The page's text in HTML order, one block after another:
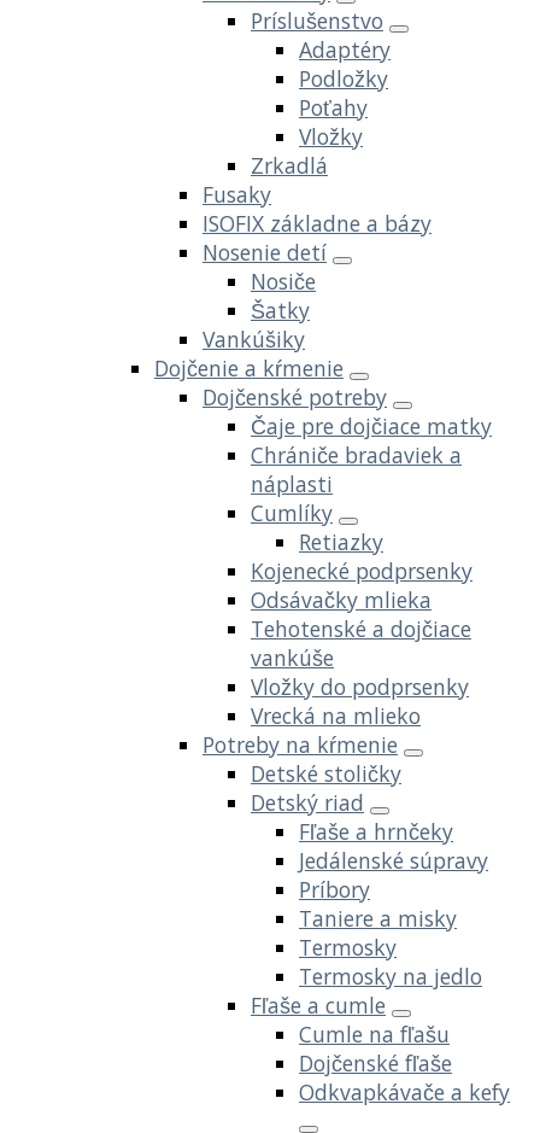
Príslušenstvo
Adaptéry
Podložky
Poťahy
Vložky
Zrkadlá
Fusaky
ISOFIX základne a bázy
Nosenie detí
Nosiče
Šatky
Vankúšiky
Dojčenie a kŕmenie
Dojčenské potreby
Čaje pre dojčiace matky
Chrániče bradaviek a
náplasti
Cumlíky
Retiazky
Kojenecké podprsenky
Odsávačky mlieka
Tehotenské a dojčiace
vankúše
Vložky do podprsenky
Vrecká na mlieko
Potreby na kŕmenie
Detské stoličky
Detský riad
Fľaše a hrnčeky
Jedálenské súpravy
Príbory
Taniere a misky
Termosky
Termosky na jedlo
Fľaše a cumle
Cumle na fľašu
Dojčenské fľaše
Odkvapkávače a kefy